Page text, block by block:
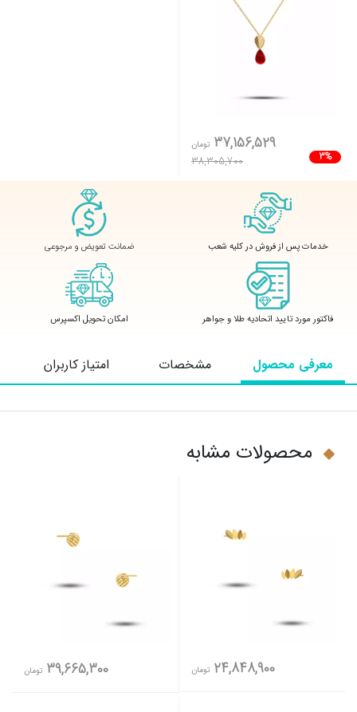
3%
37,156,529 تومان
38,305,700
خدمات پس از فروش در کلیه شعب ضمانت تعویض و مرجوعی
فاکتور مورد تایید اتحادیه طلا و جواهر امکان تحویل اکسپرس
معرفی محصول مشخصات امتیاز کاربران
محصولات مشابه
24,848,900 تومان 39,665,300 تومان